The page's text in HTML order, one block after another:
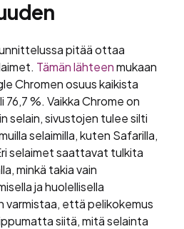
pitää ottaa
Tämän lähteenmukaan
Chromen osuus kaikista
%. Vaikka Chrome on
selain, sivustojen tulee silti
selaimilla, kuten Safarilla,
selaimet saattavat tulkita
minkä takia vain
ja huolellisella
varmistaa, että pelikokemus
siitä, mitä selainta